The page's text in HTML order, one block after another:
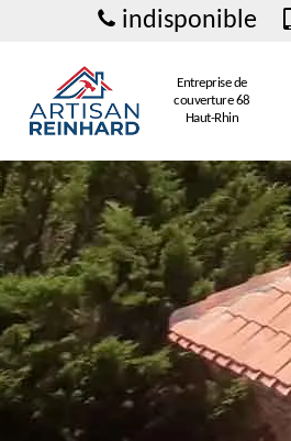
indisponible
Entreprise de
couverture 68
Haut-Rhin